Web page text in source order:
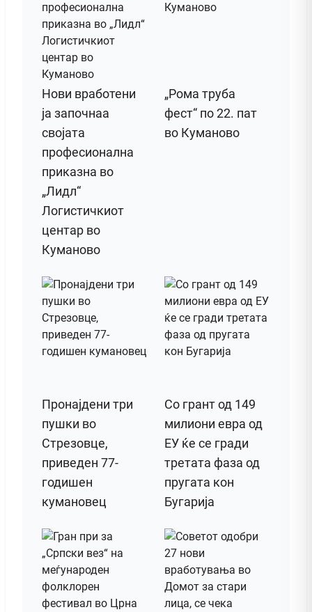
Нови вработени
ја започнаа
својата
професионална
приказна во
„Лидл“
Логистичкиот
центар во
Куманово
„Рома труба
фест“ по 22. пат
во Куманово
Пронајдени три
пушки во
Стрезовце,
приведен 77-
годишен
кумановец
Со грант од 149
милиони евра од
ЕУ ќе се гради
третата фаза од
пругата кон
Бугарија